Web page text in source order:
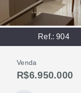
Ref.:904
Venda
R$6.950.000